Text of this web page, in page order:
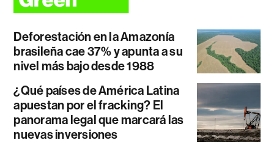
Deforestación en la Amazonía
brasileña cae 37% y apunta a su
nivel más bajo desde 1988
¿Qué países de América Latina
apuestan por el fracking? El
panorama legal que marcará las
nuevas inversiones